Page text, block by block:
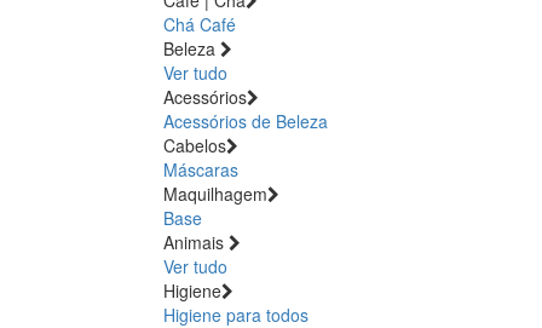
Chá Café
Beleza
Ver tudo
Acessórios
Acessórios de Beleza
Cabelos
Máscaras
Maquilhagem
Base
Animais
Ver tudo
Higiene
Higiene para todos